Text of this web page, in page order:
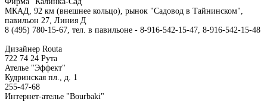
МКАД, 92 км (внешнее кольцо), рынок "Садовод в Тайнинском",
павильон 27, Линия Д
8 (495) 780-15-67, тел. в павильоне - 8-916-542-15-47, 8-916-542-15-48
Дизайнер Routa
722 74 24 Рута
Ателье "Эффект"
Кудринская пл., д. 1
255-47-68
Интернет-ателье "Bourbaki"